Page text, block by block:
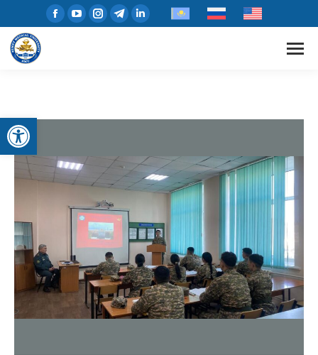
Open toolbar